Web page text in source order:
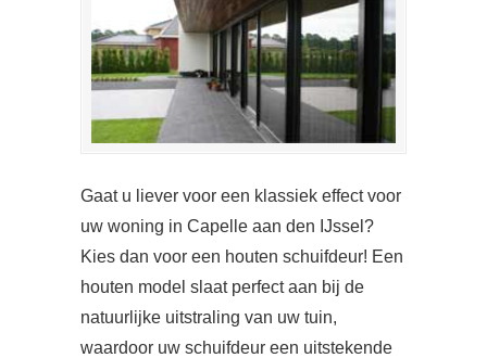
Gaat u liever voor een klassiek effect voor
uw woning in Capelle aan den IJssel?
Kies dan voor een houten schuifdeur! Een
houten model slaat perfect aan bij de
natuurlijke uitstraling van uw tuin,
waardoor uw schuifdeur een uitstekende